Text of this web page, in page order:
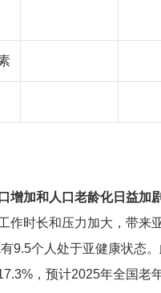
增加和人口老龄化日益加
作时长和压力加大，带来
9.5个人处于亚健康状态
，预计2025年全国